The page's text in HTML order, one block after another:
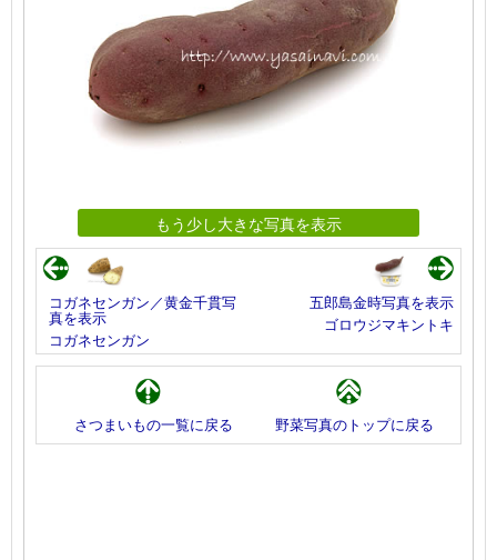
もう少し大きな写真を表示
コガネセンガン／黄金千貫写
真を表示
コガネセンガン
五郎島金時写真を表示
ゴロウジマキントキ
さつまいもの一覧に戻る 野菜写真のトップに戻る